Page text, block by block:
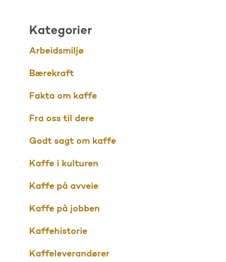
Kategorier
Arbeidsmiljø
Bærekraft
Fakta om kaffe
Fra oss til dere
Godt sagt om kaffe
Kaffe i kulturen
Kaffe på avveie
Kaffe på jobben
Kaffehistorie
Kaffeleverandører